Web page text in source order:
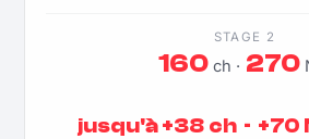
STAGE 2
160 ch · 270
jusqu'à +38 ch · +70